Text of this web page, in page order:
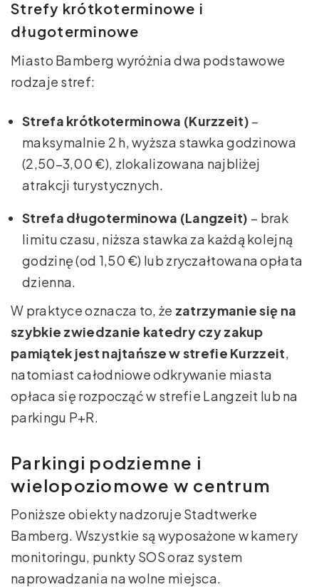
Strefy krótkoterminowe i
długoterminowe
Miasto Bamberg wyróżnia dwa podstawowe
rodzaje stref:
Strefa krótkoterminowa (Kurzzeit) –
maksymalnie 2 h, wyższa stawka godzinowa
(2,50–3,00 €), zlokalizowana najbliżej
atrakcji turystycznych.
Strefa długoterminowa (Langzeit) – brak
limitu czasu, niższa stawka za każdą kolejną
godzinę (od 1,50 €) lub zryczałtowana opłata
dzienna.
W praktyce oznacza to, że zatrzymanie się na
szybkie zwiedzanie katedry czy zakup
pamiątek jest najtańsze w strefie Kurzzeit,
natomiast całodniowe odkrywanie miasta
opłaca się rozpocząć w strefie Langzeit lub na
parkingu P+R.
Parkingi podziemne i
wielopoziomowe w centrum
Poniższe obiekty nadzoruje Stadtwerke
Bamberg. Wszystkie są wyposażone w kamery
monitoringu, punkty SOS oraz system
naprowadzania na wolne miejsca.